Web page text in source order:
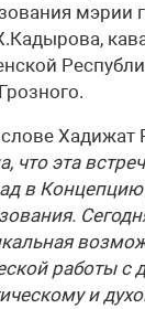
мэрии
Хадижат
что эта
в Концепцию
работы с
и